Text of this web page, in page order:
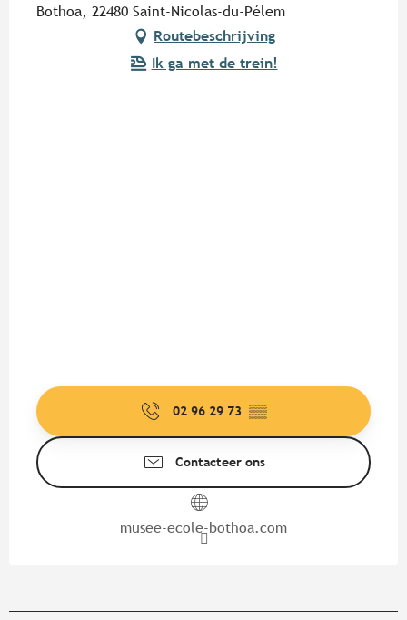
Bothoa, 22480 Saint-Nicolas-du-Pélem
Routebeschrijving
Ik ga met de trein!
02 96 29 73 ▒▒
Contacteer ons
musee-ecole-bothoa.com